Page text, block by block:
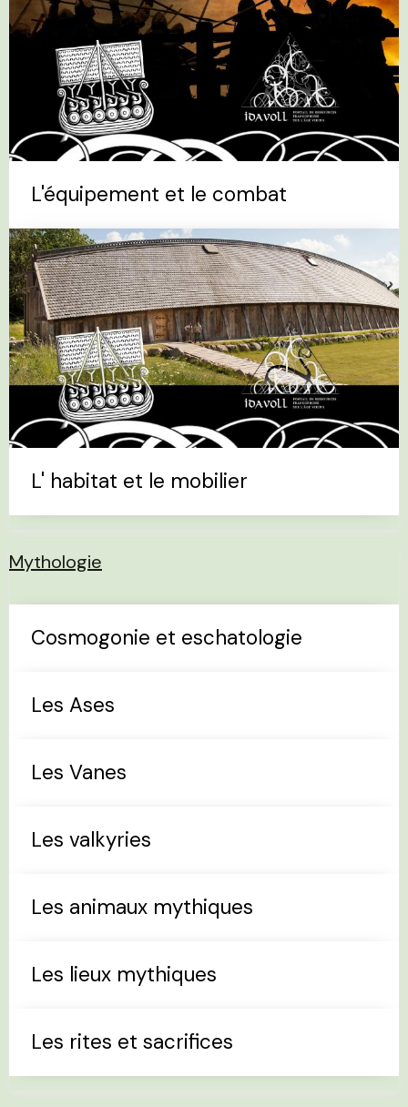
L'équipement et le combat
L' habitat et le mobilier
Mythologie
Cosmogonie et eschatologie
Les Ases
Les Vanes
Les valkyries
Les animaux mythiques
Les lieux mythiques
Les rites et sacrifices